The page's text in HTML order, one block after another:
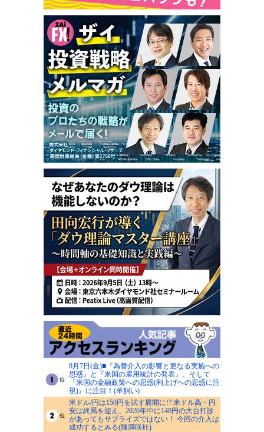
8月7日(金)■『為替介入の影響と更なる実施への
思惑』と『米国の雇用統計の発表』、そして
『米国の金融政策への思惑(利上げへの思惑に注
視)』に注目！(羊飼い)
米ドル/円は150円を試す展開に!? 米ドル高・円
安は終焉を迎え、2026年中に140円の大台打診
があってもサプライズではない！ 今回の介入は
成功するとみる(陳満咲杜)